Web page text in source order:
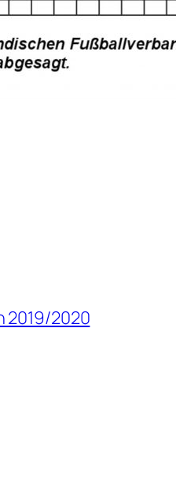
2019/2020